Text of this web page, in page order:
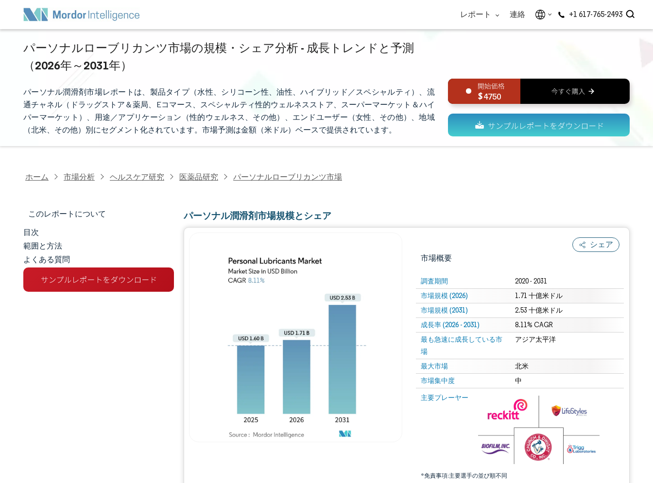
レポート 連絡 +1 617-765-2493
パーソナルローブリカンツ市場の規模・シェア分析 - 成長トレンドと予測
（2026年～2031年）
パーソナル潤滑剤市場レポートは、製品タイプ（水性、シリコーン性、油性、ハイブリッド／スペシャルティ）、流
通チャネル（ドラッグストア＆薬局、Eコマース、スペシャルティ性的ウェルネスストア、スーパーマーケット＆ハイ
パーマーケット）、用途／アプリケーション（性的ウェルネス、その他）、エンドユーザー（女性、その他）、地域
（北米、その他）別にセグメント化されています。市場予測は金額（米ドル）ベースで提供されています。
4750
ホーム 市場分析 ヘルスケア研究 医薬品研究 パーソナルローブリカンツ市場
このレポートについて
市場規模とシェア
市場分析
トレンドとインサイト
目次
範囲と方法
よくある質問
パーソナル潤滑剤市場規模とシェア
シェア
市場概要
調査期間 2020 - 2031
市場規模 (2026) 1.71 十億米ドル
市場規模 (2031) 2.53 十億米ドル
成長率 (2026 - 2031) 8.11% CAGR
最も急速に成長している市
場
アジア太平洋
最大市場 北米
市場集中度 中
主要プレーヤー
*免責事項:主要選手の並び順不同
画像 © Mordor Intelligence。再利用にはCC BY 4.0の表示が必要です。
画像 © Mordor Intelligence。再利用にはCC BY 4.0の表示が必要です。